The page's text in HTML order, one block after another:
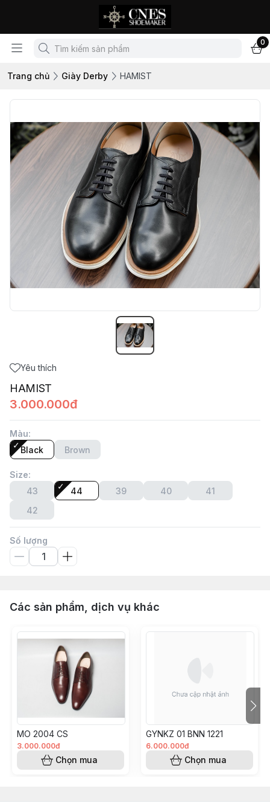
0
Trang chủ Giày Derby HAMIST
Yêu thích
HAMIST
3.000.000đ
Màu:
Black
Brown
Size:
43
44 39 40
41
42
Số lượng
Các sản phẩm, dịch vụ khác
MO 2004 CS
3.000.000đ
Chọn mua
GYNKZ 01 BNN 1221
6.000.000đ
Chọn mua